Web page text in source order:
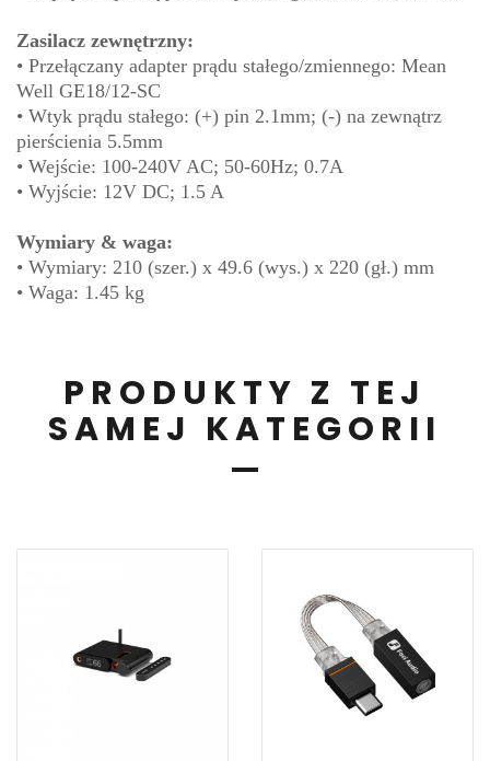
Zasilacz zewnętrzny:
• Przełączany adapter prądu stałego/zmiennego: Mean
Well GE18/12-SC
• Wtyk prądu stałego: (+) pin 2.1mm; (-) na zewnątrz
pierścienia 5.5mm
• Wejście: 100-240V AC; 50-60Hz; 0.7A
• Wyjście: 12V DC; 1.5 A
Wymiary & waga:
• Wymiary: 210 (szer.) x 49.6 (wys.) x 220 (gł.) mm
• Waga: 1.45 kg
PRODUKTY Z TEJ
SAMEJ KATEGORII